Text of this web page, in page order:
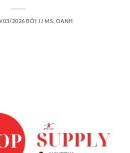
03/2026 BỞI JJ MS. OANH